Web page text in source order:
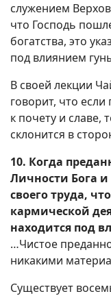
служением
что Господь
богатства, это
под влиянием
В своей лекции
говорит, что
к почету и славе,
склонится в
10. Когда
Личности Бога и
своего труда,
кармической
находится под
…Чистое
никакими
Существует